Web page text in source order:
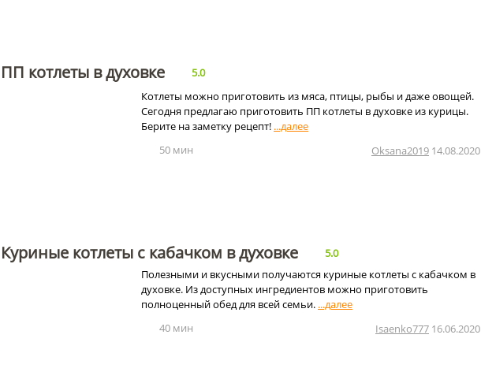
ПП котлеты в духовке
5.0
Котлеты можно приготовить из мяса, птицы, рыбы и даже овощей.
Сегодня предлагаю приготовить ПП котлеты в духовке из курицы.
Берите на заметку рецепт!
50 мин
Oksana2019 14.08.2020
Куриные котлеты с кабачком в духовке
5.0
Полезными и вкусными получаются куриные котлеты с кабачком в
духовке. Из доступных ингредиентов можно приготовить
полноценный обед для всей семьи.
40 мин
Isaenko777 16.06.2020